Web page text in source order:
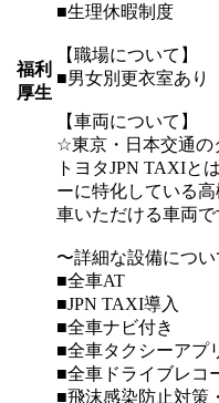
福利
厚生
■生理休暇制度
【職場について】
■男女別更衣室あり
【車両について】
☆東京・日本交通の
トヨタJPN TAXIと
ーに特化している
車いただける車両で
〜詳細な設備につい
■全車AT
■JPN TAXI導入
■全車ナビ付き
■全車タクシーアプ
■全車ドライブレコ
■飛沫感染防止対策